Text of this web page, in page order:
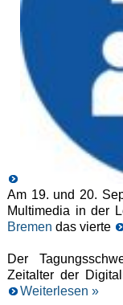
Am 19. und 20.
Multimedia in der
Bremen das vierte
Der
Zeitalter der
Weiterlesen »